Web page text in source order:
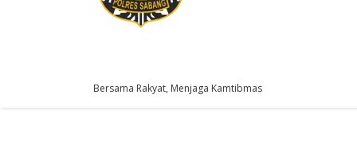
Bersama Rakyat, Menjaga Kamtibmas